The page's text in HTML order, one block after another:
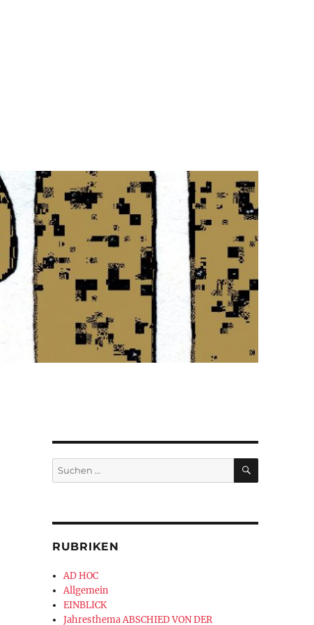
Suchen
nach:
SUCHEN
RUBRIKEN
AD HOC
Allgemein
EINBLICK
Jahresthema ABSCHIED VON DER